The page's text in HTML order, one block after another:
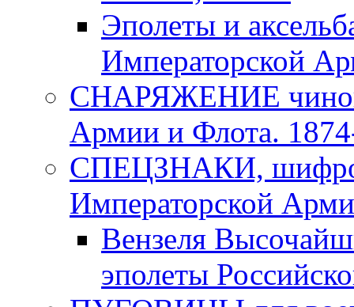
Эполеты и
Императорской
СНАРЯЖЕНИЕ чинов
Армии и Флота.
СПЕЦЗНАКИ,
Императорской
Вензеля
эполеты